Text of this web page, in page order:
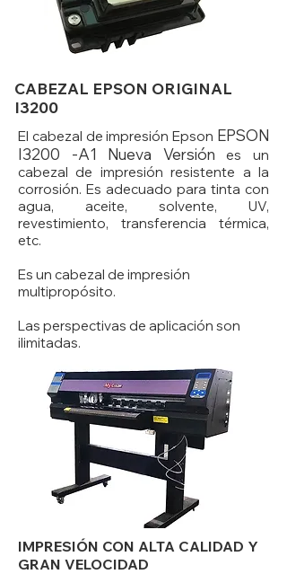
CABEZAL EPSON ORIGINAL
I3200
El cabezal de impresión Epson EPSON
I3200 -A1 Nueva Versión es un
cabezal de impresión resistente a la
corrosión. Es adecuado para tinta con
agua, aceite, solvente, UV,
revestimiento, transferencia térmica,
etc.
Es un cabezal de impresión
multipropósito.
Las perspectivas de aplicación son
ilimitadas.
IMPRESIÓN CON ALTA CALIDAD Y
GRAN VELOCIDAD